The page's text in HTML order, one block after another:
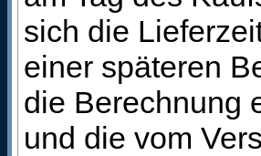
sich die
einer späteren
die Berechnung
und die vom